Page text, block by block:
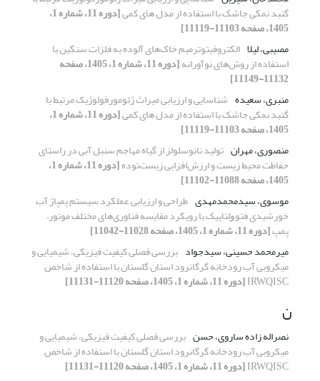
گنبد نمکی جاشک با استفاده از مدل های کمی [دوره 11، شماره 1،
1405، صفحه 11103-11119]
مصیبی، لیلا الکتروفیتوترمیم خاک‌های آلوده به فلزات سنگین با
استفاده از روش‌های نوآورانه [دوره 11، شماره 1، 1405، صفحه
11132-11149]
منبری، سعیده شناسایی و ارزیابی میراث ژئومورفولوژیک مرتبط با
گنبد نمکی جاشک با استفاده از مدل های کمی [دوره 11، شماره 1،
1405، صفحه 11103-11119]
منصوری، مهران تولید نانوسلولز از گیاه مهاجم سنبل آبی در راستای
حفاظت محیط زیست و ارزش‌افزایی زیست‌توده [دوره 11، شماره 1،
1405، صفحه 11088-11102]
موسوی، سیدمحمدمهدی طراحی و ارزیابی عملکرد سیستم پمپاژ آب
خورشیدی ﻓﺘﻮﻭﻟﺘﺎییک با رویکرد مقایسه فناوری‌های مختلف موتور–
پمپ[دوره 11، شماره 1، 1405، صفحه 11028-11042]
میرمحمد حسینی، سیدجواد بررسی فصلی کیفیت فیزیکی، شیمیایی و
میکروبی آب رودخانه گرگانرود استان گلستان با استفاده از شاخص
IRWQISC[دوره 11، شماره 1، 1405، صفحه 11120-11131]
ن
نصراله زاده ساروی، حسن بررسی فصلی کیفیت فیزیکی، شیمیایی و
میکروبی آب رودخانه گرگانرود استان گلستان با استفاده از شاخص
IRWQISC[دوره 11، شماره 1، 1405، صفحه 11120-11131]